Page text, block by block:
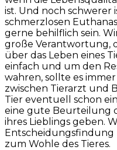
ist. Und noch schwerer
schmerzlosen
gerne behilflich sein.
große Verantwortung,
über das Leben eines
einfach und um den
wahren, sollte es
zwischen Tierarzt und
Tier eventuell schon
eine gute Beurteilung
ihres Lieblings geben.
zum Wohle des Tieres.